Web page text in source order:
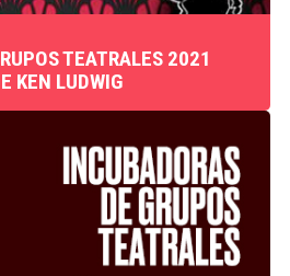
TEATRALES 2021
KEN LUDWIG